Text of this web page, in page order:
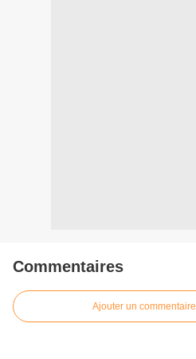
Commentaires
Ajouter un commentaire